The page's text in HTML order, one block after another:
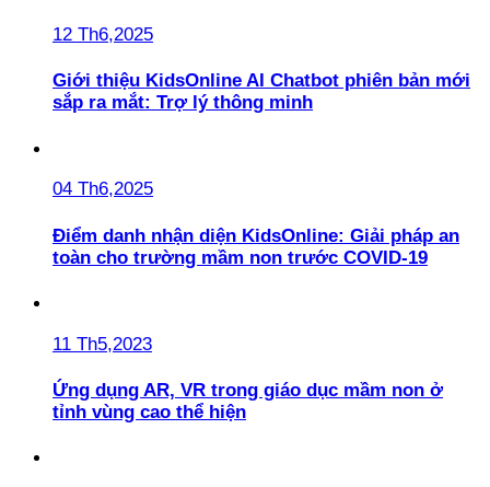
12 Th6,2025
Giới thiệu KidsOnline AI Chatbot phiên bản mới
sắp ra mắt: Trợ lý thông minh
04 Th6,2025
Điểm danh nhận diện KidsOnline: Giải pháp an
toàn cho trường mầm non trước COVID-19
11 Th5,2023
Ứng dụng AR, VR trong giáo dục mầm non ở
tỉnh vùng cao thể hiện